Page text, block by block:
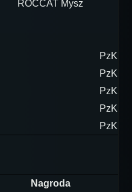
ROCCAT Mysz
Nagroda